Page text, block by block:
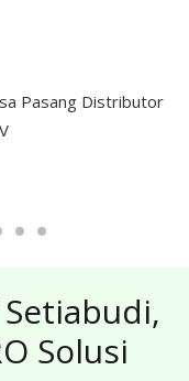
Setiabudi,
Solusi